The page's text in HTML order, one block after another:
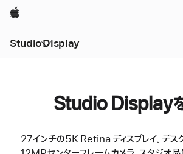
Apple
Studio Display
Studio Display
27インチの5K Retina ディスプレイ。デス